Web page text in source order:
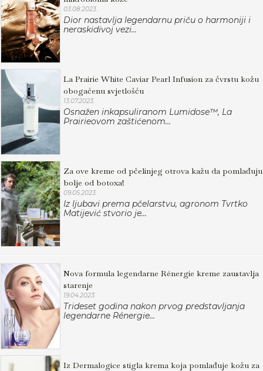
03.08.2023.
Dior nastavlja legendarnu priču o harmoniji i
neraskidivoj vezi...
La Prairie White Caviar Pearl Infusion za čvrstu kožu
obogaćenu svjetlošću
13.07.2023.
Osnažen inkapsuliranom Lumidose™, La
Prairieovom zaštićenom...
Za ove kreme od pčelinjeg otrova kažu da pomlađuju
bolje od botoxa!
09.05.2023.
Iz ljubavi prema pčelarstvu, agronom Tvrtko
Matijević stvorio je...
Nova formula legendarne Rénergie kreme zaustavlja
starenje
19.04.2023.
Trideset godina nakon prvog predstavljanja
legendarne Rénergie...
Iz Dermalogice stigla krema koja pomlađuje kožu za